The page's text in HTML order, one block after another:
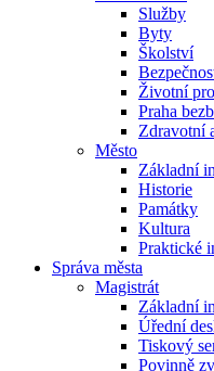
Služby
Byty
Školství
Životní
Praha
Zdravotní
Město
Základní
Historie
Památky
Kultura
Praktické
Správa města
Magistrát
Základní
Úřední
Tiskový
Povinně